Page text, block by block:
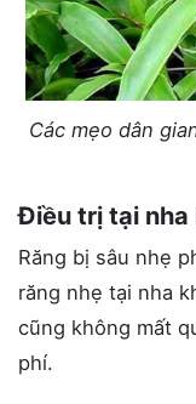
Các mẹo dân
Điều trị tại nha
Răng bị sâu nhẹ
răng nhẹ tại nha
cũng không mất
phí.